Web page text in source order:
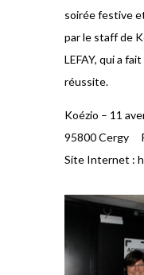
soirée festive
par le staff de
LEFAY, qui a
réussite.
Koézio – 11
95800 Cergy
Site Internet :